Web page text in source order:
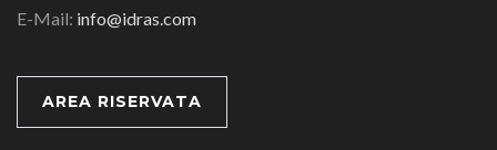
E-Mail: info@idras.com
AREA RISERVATA